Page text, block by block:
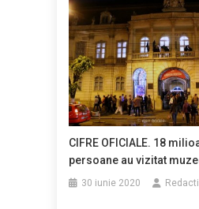
CIFRE OFICIALE. 18
persoane au vizitat
30 iunie 2020